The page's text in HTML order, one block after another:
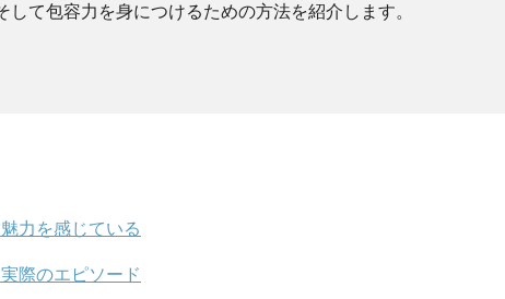
て包容力を身につけるための方法を紹介します。
力を感じている
際のエピソード